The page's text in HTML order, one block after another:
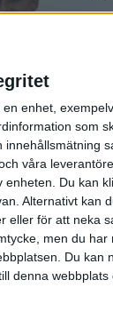
enhet,
som
våra
Du kan
Alternativt kan
eller för att neka
men du har
Du kan
denna webbplats